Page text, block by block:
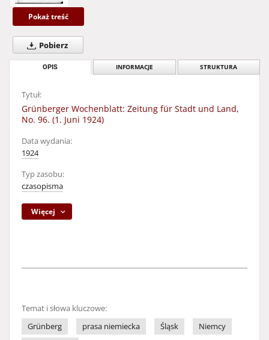
Pokaż treść
Pobierz
OPIS INFORMACJE STRUKTURA
Tytuł:
Grünberger Wochenblatt: Zeitung für Stadt und Land,
No. 96. (1. Juni 1924)
Data wydania:
1924
Typ zasobu:
czasopisma
Więcej
Temat i słowa kluczowe:
Grünberg
prasa niemiecka Śląsk
Niemcy